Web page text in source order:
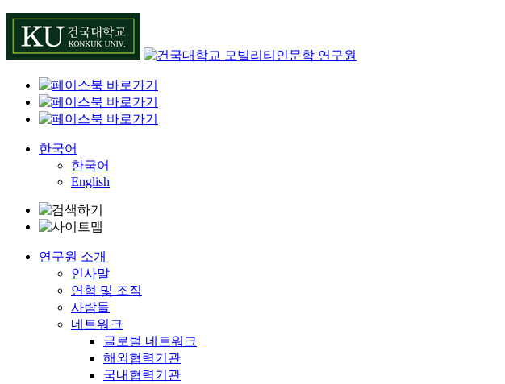
Skip
content
한국어
한국어
English
연구원 소개
인사말
연혁 및 조직
사람들
네트워크
글로벌 네트워크
해외협력기관
국내협력기관